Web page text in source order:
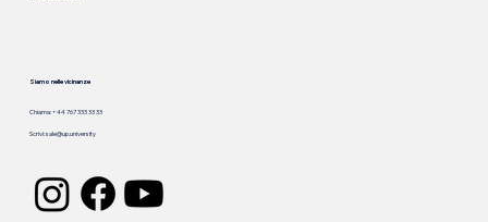
Siamo nelle vicinanze
Scrivi:sale@up.university
Chiama: +44 767 333 33 33